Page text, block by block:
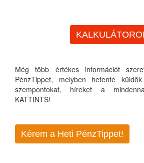
Még több értékes információt
PénzTippet, melyben hetente
szempontokat, híreket a
KATTINTS!
Kérem a Heti PénzTippet!